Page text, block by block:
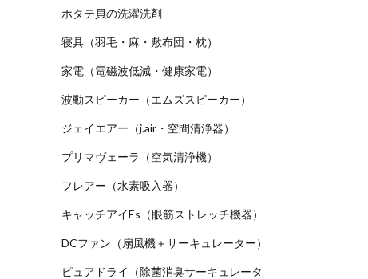
ホタテ貝の洗濯洗剤
寝具（羽毛・麻・敷布団・枕）
家電（電磁波低減・健康家電）
波動スピーカー（エムズスピーカー）
ジェイエアー（j.air・空間清浄器）
プリマヴェーラ（空気清浄機）
フレアー（水素吸入器）
キャッチアイEs（眼筋ストレッチ機器）
DCファン（扇風機＋サーキュレーター）
ピュアドライ（除菌消臭サーキュレータ